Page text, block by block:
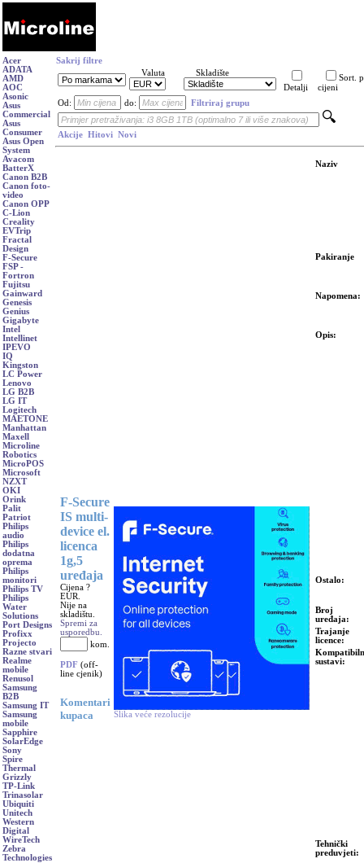
Acer
ADATA
AMD
AOC
Asonic
Asus
Commercial
Asus
Consumer
Asus Open
System
Avacom
BatterX
Canon B2B
Canon foto-
video
Canon OPP
C-Lion
Creality
EVTrip
Fractal
Design
F-Secure
FSP -
Fortron
Fujitsu
Gainward
Genesis
Genius
Gigabyte
Intel
Intellinet
IPEVO
IQ
Kingston
LC Power
Lenovo
LG B2B
LG IT
Logitech
MAETONE
Manhattan
Maxell
Microline
Robotics
MicroPOS
Microsoft
NZXT
OKI
Orink
Palit
Patriot
Philips
audio
Philips
dodatna
oprema
Philips
monitori
Philips TV
Philips
Water
Solutions
Port Designs
Profixx
Projecto
Razne stvari
Realme
mobile
Renusol
Samsung
B2B
Samsung IT
Samsung
mobile
Sapphire
SolarEdge
Sony
Spire
Thermal
Grizzly
TP-Link
Trinasolar
Ubiquiti
Unitech
Western
Digital
WireTech
Zebra
Technologies
Sakrij filtre
Valuta
Skladište
Detalji
Sort.
cijeni
Od:
do: Filtriraj grupu
Akcije Hitovi Novi
F-Secure
IS multi-
device el.
licenca
1g,5
uređaja
Cijena ?
EUR.
Nije na
skladištu.
Spremi za
usporedbu.
kom.
PDF (off-
line cjenik)
Komentari
kupaca
Slika veće rezolucije
Naziv
Pakiranje
Napomena:
Opis:
Ostalo:
Broj
uređaja:
Trajanje
licence:
sustavi:
Tehnički
preduvjeti: